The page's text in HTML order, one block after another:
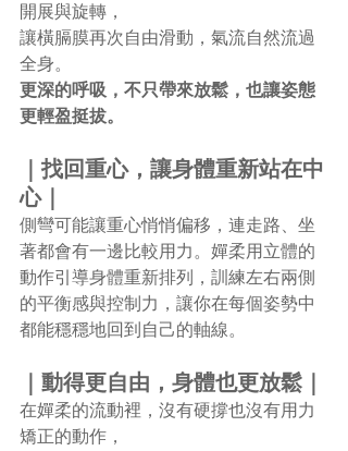
開展與旋轉，
讓橫膈膜再次自由滑動，氣流自然流過
全身。
更深的呼吸，不只帶來放鬆，也讓姿態
更輕盈挺拔。
｜找回重心，讓身體重新站在中
心｜
側彎可能讓重心悄悄偏移，連走路、坐
著都會有一邊比較用力。嬋柔用立體的
動作引導身體重新排列，訓練左右兩側
的平衡感與控制力，讓你在每個姿勢中
都能穩穩地回到自己的軸線。
｜動得更自由，身體也更放鬆｜
在嬋柔的流動裡，沒有硬撐也沒有用力
矯正的動作，